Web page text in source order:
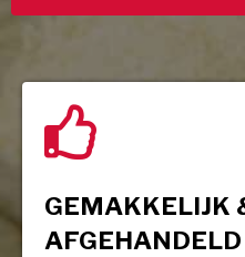
GEMAKKELIJK
AFGEHANDELD